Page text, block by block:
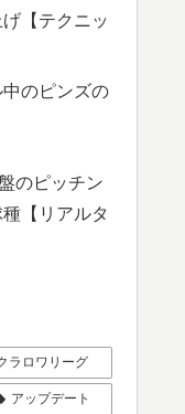
【テクニッ
中のピンズの
のピッチン
【リアルタ
ラロワリーグ
アップデート